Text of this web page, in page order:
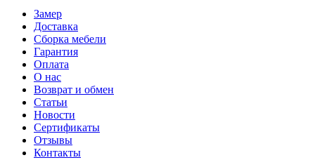
Замер
Доставка
Сборка мебели
Гарантия
Оплата
О нас
Возврат и обмен
Статьи
Новости
Сертификаты
Отзывы
Контакты